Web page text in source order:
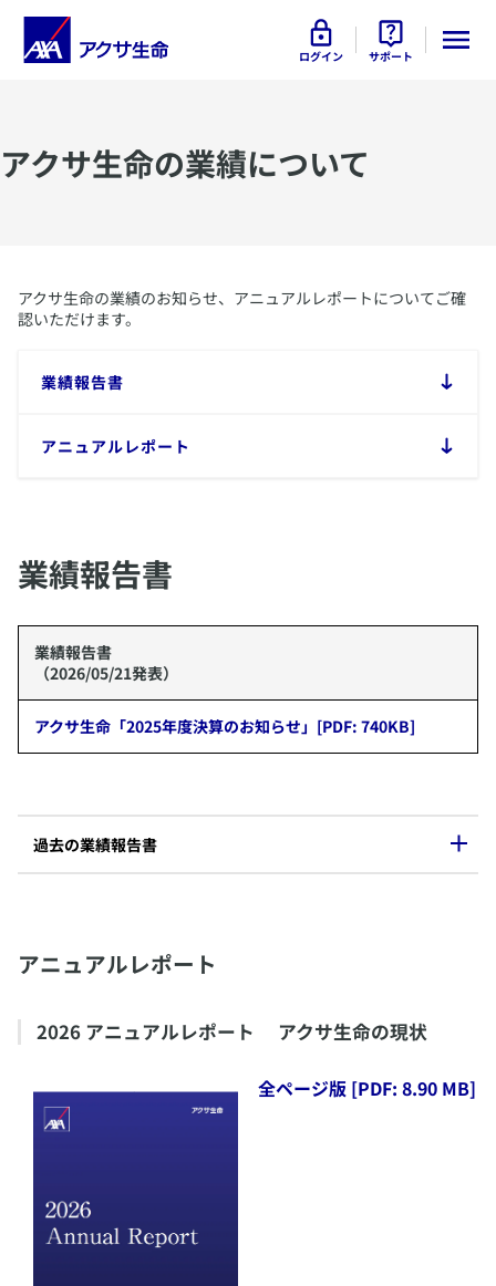
ログイン サポート
​アクサ生命の業績について
​アクサ生命の業績のお知らせ、アニュアルレポートについてご確
認いただけます。
​業績報告書
​アニュアルレポート
​業績報告書
業績報告書
（2026/05/21発表）
アクサ生命「2025年度決算のお知らせ」[PDF: 740KB]
​過去の業績報告書
上半期業績報告書
アクサ生命「2025年度上半期末業績のお知らせ」[PDF:
760KB]
​アニュアルレポート
2026 アニュアルレポート アクサ生命の現状
全ページ版 [PDF: 8.90 MB]